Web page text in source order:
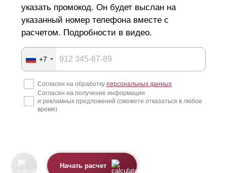
указать промокод. Он будет выслан на
указанный номер телефона вместе с
расчетом. Подробности в видео.
+7
Согласен на обработку персональных данных
Согласен на получение информации
и рекламных предложений (сможете отказаться в любое
время)
Начать расчет